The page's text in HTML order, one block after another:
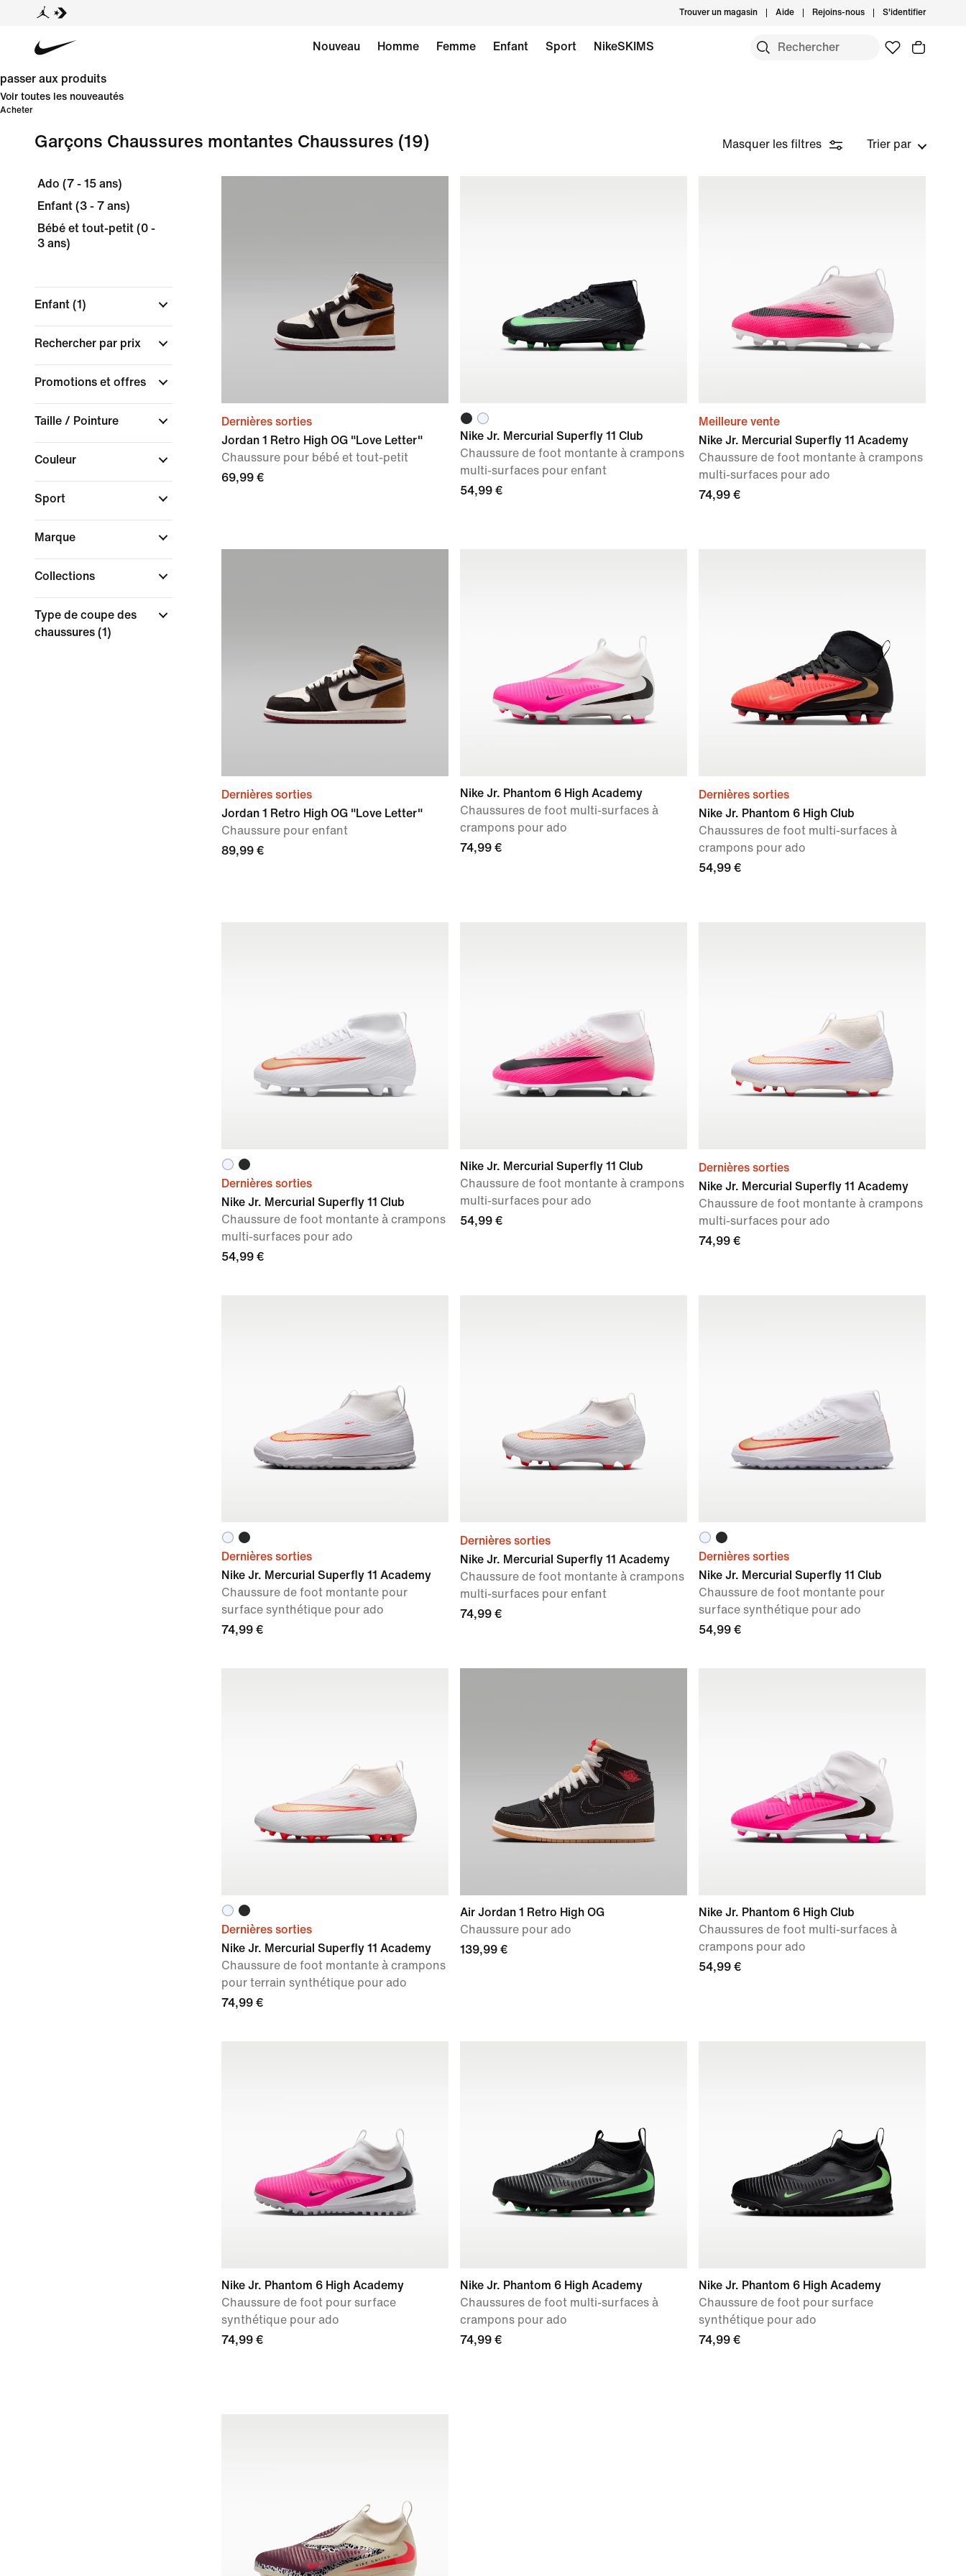
Trouver un magasin Aide Rejoins-nous S'identifier
Nouveau Homme Femme Enfant Sport NikeSKIMS
passer aux produits
Voir toutes les nouveautés
Acheter
Garçons Chaussures montantes Chaussures (19) Masquer les filtres Trier par
Ado (7 - 15 ans)
Enfant (3 - 7 ans)
Bébé et tout-petit (0 -
3 ans)
Enfant (1)
Rechercher par prix
Promotions et offres
Taille / Pointure
Couleur
Sport
Marque
Collections
Type de coupe des
chaussures (1)
Dernières sorties
Jordan 1 Retro High OG "Love Letter"
Chaussure pour bébé et tout-petit
69,99 €
Nike Jr. Mercurial Superfly 11 Club
Chaussure de foot montante à crampons
multi-surfaces pour enfant
54,99 €
Meilleure vente
Nike Jr. Mercurial Superfly 11 Academy
Chaussure de foot montante à crampons
multi-surfaces pour ado
74,99 €
Dernières sorties
Jordan 1 Retro High OG "Love Letter"
Chaussure pour enfant
89,99 €
Nike Jr. Phantom 6 High Academy
Chaussures de foot multi-surfaces à
crampons pour ado
74,99 €
Dernières sorties
Nike Jr. Phantom 6 High Club
Chaussures de foot multi-surfaces à
crampons pour ado
54,99 €
Dernières sorties
Nike Jr. Mercurial Superfly 11 Club
Chaussure de foot montante à crampons
multi-surfaces pour ado
54,99 €
Nike Jr. Mercurial Superfly 11 Club
Chaussure de foot montante à crampons
multi-surfaces pour ado
54,99 €
Dernières sorties
Nike Jr. Mercurial Superfly 11 Academy
Chaussure de foot montante à crampons
multi-surfaces pour ado
74,99 €
Dernières sorties
Nike Jr. Mercurial Superfly 11 Academy
Chaussure de foot montante pour
surface synthétique pour ado
74,99 €
Dernières sorties
Nike Jr. Mercurial Superfly 11 Academy
Chaussure de foot montante à crampons
multi-surfaces pour enfant
74,99 €
Dernières sorties
Nike Jr. Mercurial Superfly 11 Club
Chaussure de foot montante pour
surface synthétique pour ado
54,99 €
Dernières sorties
Nike Jr. Mercurial Superfly 11 Academy
Chaussure de foot montante à crampons
pour terrain synthétique pour ado
74,99 €
Air Jordan 1 Retro High OG
Chaussure pour ado
139,99 €
Nike Jr. Phantom 6 High Club
Chaussures de foot multi-surfaces à
crampons pour ado
54,99 €
Nike Jr. Phantom 6 High Academy
Chaussure de foot pour surface
synthétique pour ado
74,99 €
Nike Jr. Phantom 6 High Academy
Chaussures de foot multi-surfaces à
crampons pour ado
74,99 €
Nike Jr. Phantom 6 High Academy
Chaussure de foot pour surface
synthétique pour ado
74,99 €